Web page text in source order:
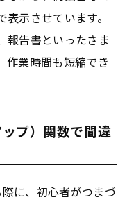
表示させています。
報告書といったさま
作業時間も短縮でき
プ）関数で間違
に、初心者がつまづ